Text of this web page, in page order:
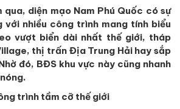
diện mạo Nam Phú Quốc có sự
với nhiều công trình mang tính biểu
vượt biển dài nhất thế giới, tháp
thị trấn Địa Trung Hải hay sắp
đó, BĐS khu vực này cũng nhanh
trình tầm cỡ thế giới